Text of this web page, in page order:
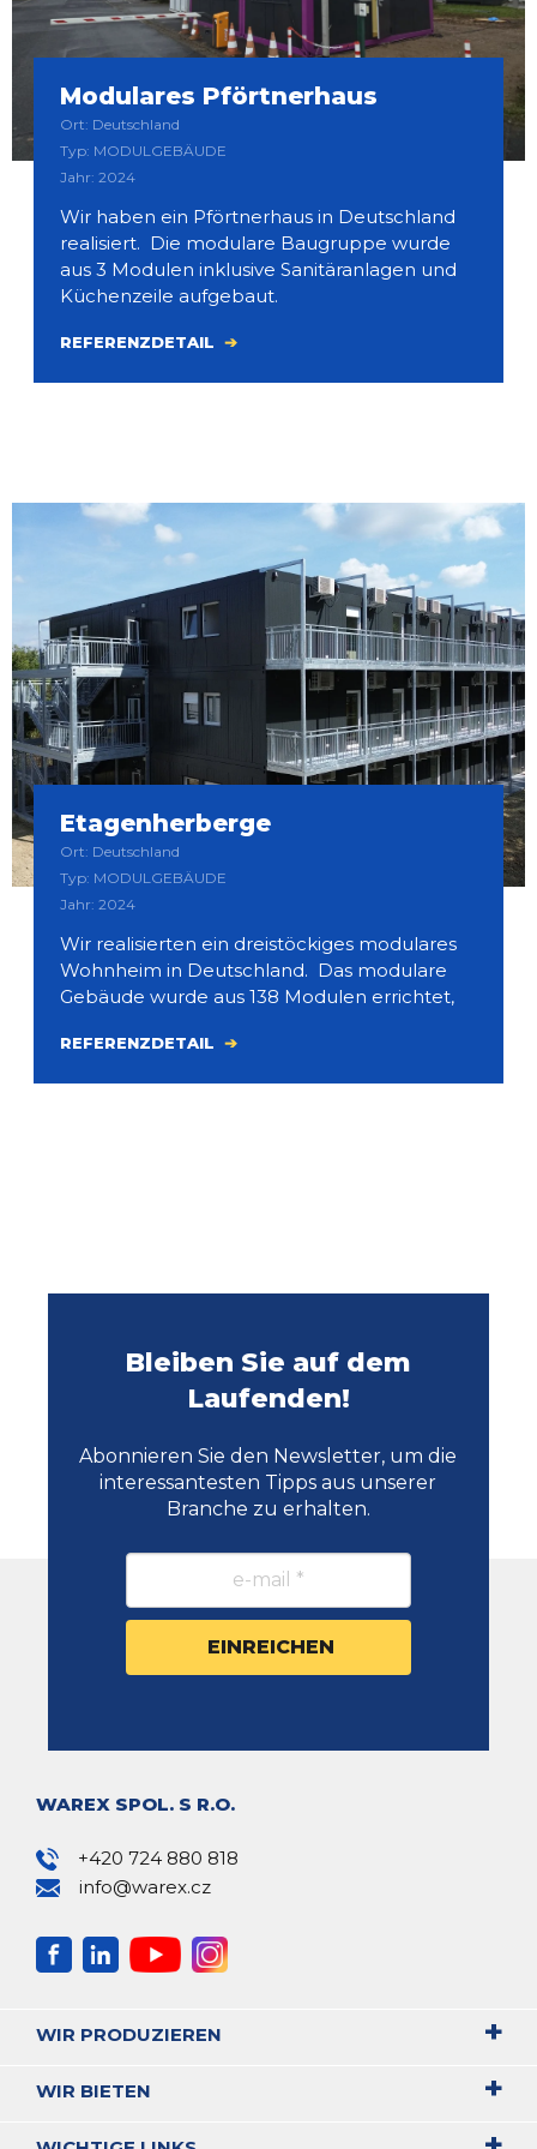
Modulares Pförtnerhaus
Ort: Deutschland
Typ: MODULGEBÄUDE
Jahr: 2024
Wir haben ein Pförtnerhaus in Deutschland
realisiert. Die modulare Baugruppe wurde
aus 3 Modulen inklusive Sanitäranlagen und
Küchenzeile aufgebaut.
REFERENZDETAIL
Etagenherberge
Ort: Deutschland
Typ: MODULGEBÄUDE
Jahr: 2024
Wir realisierten ein dreistöckiges modulares
Wohnheim in Deutschland. Das modulare
Gebäude wurde aus 138 Modulen errichtet,
REFERENZDETAIL
Bleiben Sie auf dem
Laufenden!
Abonnieren Sie den Newsletter, um die
interessantesten Tipps aus unserer
Branche zu erhalten.
WAREX SPOL. S R.O.
+420 724 880 818
info@warex.cz
WIR PRODUZIEREN
WIR BIETEN